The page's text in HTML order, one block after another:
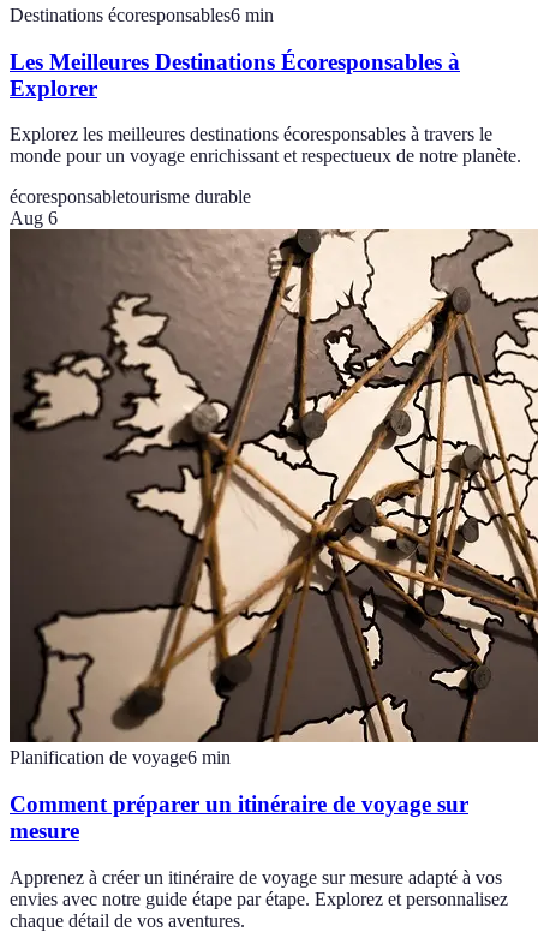
Destinations écoresponsables6 min
Les Meilleures Destinations Écoresponsables à
Explorer
Explorez les meilleures destinations écoresponsables à travers le
monde pour un voyage enrichissant et respectueux de notre planète.
écoresponsabletourisme durable
Aug 6
Planification de voyage6 min
Comment préparer un itinéraire de voyage sur
mesure
Apprenez à créer un itinéraire de voyage sur mesure adapté à vos
envies avec notre guide étape par étape. Explorez et personnalisez
chaque détail de vos aventures.